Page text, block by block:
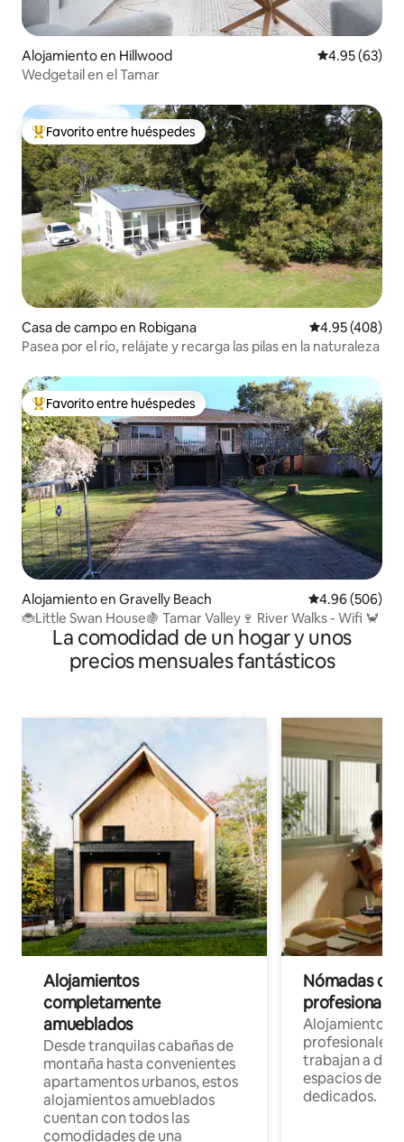
Alojamiento en Hillwood Calificación
4.95 (63)
Wedgetail en el Tamar
Favorito entre huéspedes preferido
Favorito entre huéspedes
Casa de campo en Robigana Calificación
4.95 (408)
Pasea por el río, relájate y recarga las pilas en la naturaleza
Favorito entre huéspedes preferido
Favorito entre huéspedes
Alojamiento en Gravelly Beach Calificación
4.96 (506)
🐞Little Swan House🍇 Tamar Valley🍷 River Walks - Wifi 🦀
La comodidad de un hogar y unos
precios mensuales fantásticos
Alojamientos
completamente
amueblados
Desde tranquilas cabañas de
montaña hasta convenientes
apartamentos urbanos, estos
alojamientos amueblados
cuentan con todos las
comodidades de una
Nómadas
Alojamientos
profesionales
trabajan a
espacios de
dedicados.